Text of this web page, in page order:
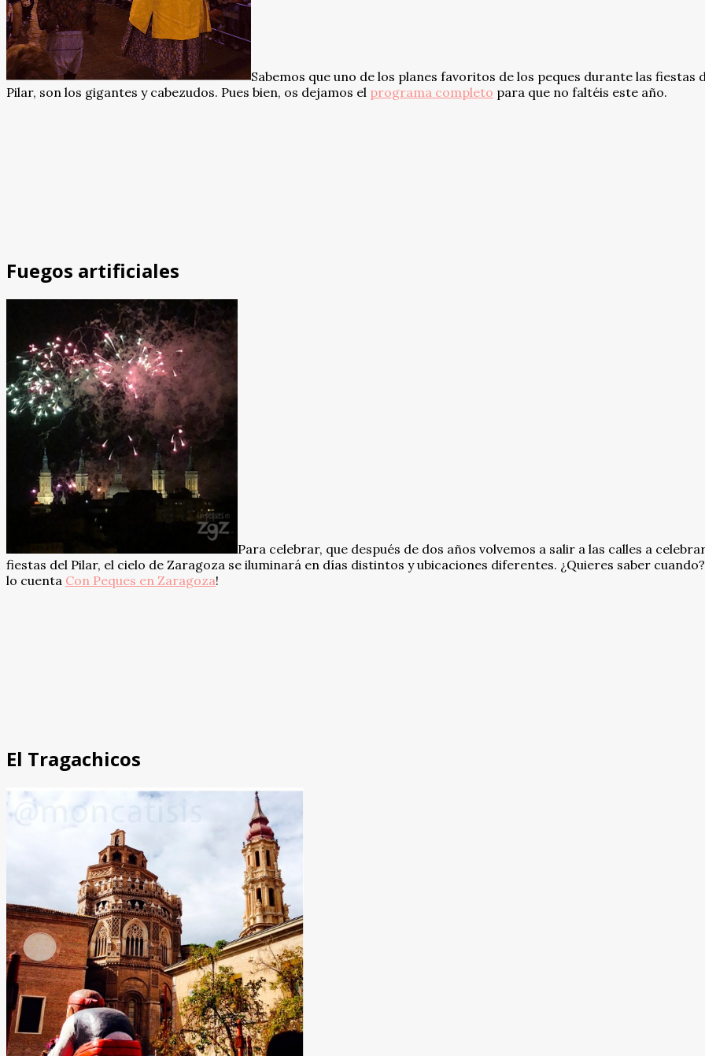
Sabemos que uno de los planes favoritos de los peques durante las fiestas
Pilar, son los gigantes y cabezudos. Pues bien, os dejamos el programa completo para que no faltéis este año.
Fuegos artificiales
Para celebrar, que después de dos años volvemos a salir a las calles a
fiestas del Pilar, el cielo de Zaragoza se iluminará en días distintos y ubicaciones diferentes. ¿Quieres saber cuando?
lo cuenta Con Peques en Zaragoza!
El Tragachicos